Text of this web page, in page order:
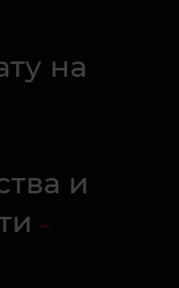
на
и